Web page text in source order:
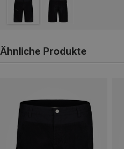
Ähnliche Produkte